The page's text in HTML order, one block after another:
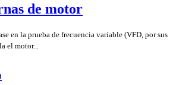
de motor
en la prueba de frecuencia variable (VFD, por sus
el motor...